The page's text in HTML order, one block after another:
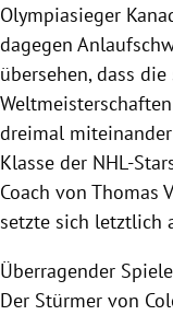
Olympiasieger
dagegen
übersehen, dass
dreimal
Klasse der NHL-
Coach von Thomas
setzte sich letztlich
Überragender
Der Stürmer von